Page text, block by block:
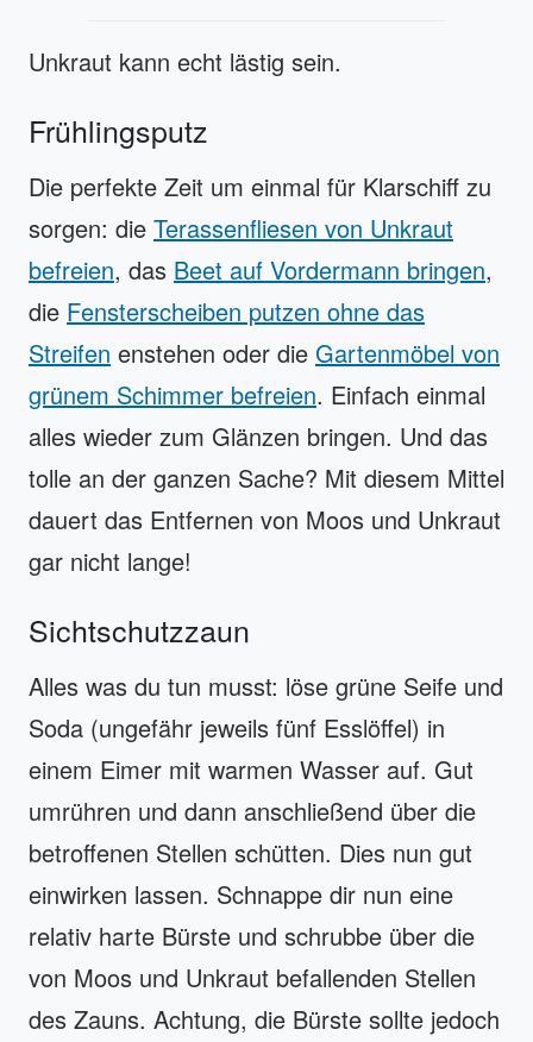
Unkraut kann echt lästig sein.
Frühlingsputz
Die perfekte Zeit um einmal für Klarschiff zu
sorgen: die Terassenfliesen von Unkraut
befreien, das Beet auf Vordermann bringen,
die Fensterscheiben putzen ohne das
Streifen enstehen oder die Gartenmöbel von
grünem Schimmer befreien. Einfach einmal
alles wieder zum Glänzen bringen. Und das
tolle an der ganzen Sache? Mit diesem Mittel
dauert das Entfernen von Moos und Unkraut
gar nicht lange!
Sichtschutzzaun
Alles was du tun musst: löse grüne Seife und
Soda (ungefähr jeweils fünf Esslöffel) in
einem Eimer mit warmen Wasser auf. Gut
umrühren und dann anschließend über die
betroffenen Stellen schütten. Dies nun gut
einwirken lassen. Schnappe dir nun eine
relativ harte Bürste und schrubbe über die
von Moos und Unkraut befallenden Stellen
des Zauns. Achtung, die Bürste sollte jedoch